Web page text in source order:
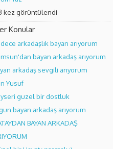
kez görüntülendi
Konular
arkadaşlık bayan arıyorum
bayan arkadaş arıyorum
arkadaş sevgili arıyorum
Yusuf
guzel bir dostluk
bayan arkadaş arıyorum
BAYAN ARKADAŞ